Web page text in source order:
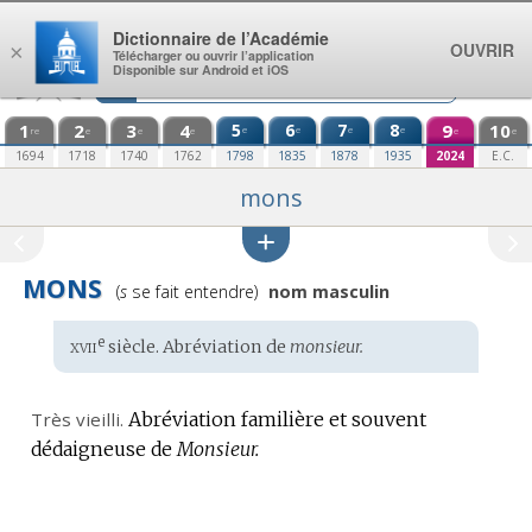
Aller au contenu
1 re
1694
2e
1718
3e
1740
4e
1762
5e
1798
6e
1835
7e
1878
8e
1935
9e
2024
10e
E.C.
mons
MONS
Prononciation
(sse fait entendre) nom masculin
Étymologie
:
xviiesiècle. Abréviation de monsieur.
Très vieilli. Abréviation familière et souvent
dédaigneuse de Monsieur.
×
Dictionnaire de l’Académie
Télécharger ou ouvrir l’application
Disponible sur Android et iOS
OUVRIR